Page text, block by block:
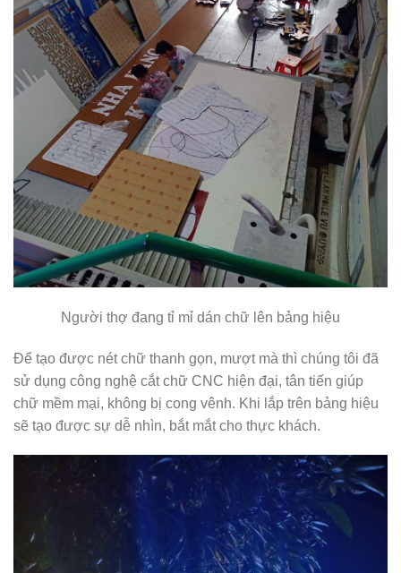
Người thợ đang tỉ mỉ dán chữ lên bảng hiệu
Để tạo được nét chữ thanh gọn, mượt mà thì chúng tôi đã
sử dụng công nghệ cắt chữ CNC hiện đại, tân tiến giúp
chữ mềm mại, không bị cong vênh. Khi lắp trên bảng hiệu
sẽ tạo được sự dễ nhìn, bắt mắt cho thực khách.